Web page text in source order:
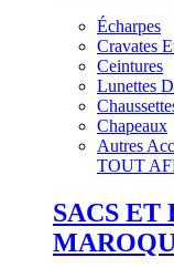
Écharpes
Cravates
Ceintures
Lunettes
Chapeaux
Autres
TOUT
SACS ET